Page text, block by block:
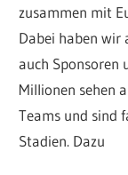
zusammen mit
Dabei haben wir
auch Sponsoren
Millionen sehen
Teams und sind
Stadien. Dazu